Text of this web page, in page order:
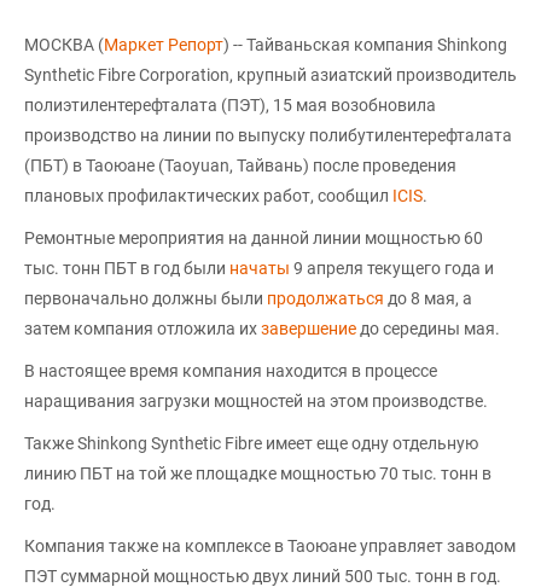
МОСКВА (Маркет Репорт) -- Тайваньская компания Shinkong
Synthetic Fibre Corporation, крупный азиатский производитель
полиэтилентерефталата (ПЭТ), 15 мая возобновила
производство на линии по выпуску полибутилентерефталата
(ПБТ) в Таоюане (Taoyuan, Тайвань) после проведения
плановых профилактических работ, сообщил ICIS.
Ремонтные мероприятия на данной линии мощностью 60
тыс. тонн ПБТ в год были начаты 9 апреля текущего года и
первоначально должны были продолжаться до 8 мая, а
затем компания отложила ихзавершение до середины мая.
В настоящее время компания находится в процессе
наращивания загрузки мощностей на этом производстве.
Также Shinkong Synthetic Fibre имеет еще одну отдельную
линию ПБТ на той же площадке мощностью 70 тыс. тонн в
год.
Компания также на комплексе в Таоюане управляет заводом
ПЭТ суммарной мощностью двух линий 500 тыс. тонн в год.